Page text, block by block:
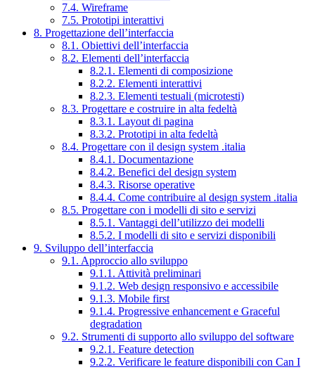
7.4. Wireframe
7.5. Prototipi interattivi
8. Progettazione dell’interfaccia
8.1. Obiettivi dell’interfaccia
8.2. Elementi dell’interfaccia
8.2.1. Elementi di composizione
8.2.2. Elementi interattivi
8.2.3. Elementi testuali (microtesti)
8.3. Progettare e costruire in alta fedeltà
8.3.1. Layout di pagina
8.3.2. Prototipi in alta fedeltà
8.4. Progettare con il design system .italia
8.4.1. Documentazione
8.4.2. Benefici del design system
8.4.3. Risorse operative
8.4.4. Come contribuire al design system .italia
8.5. Progettare con i modelli di sito e servizi
8.5.1. Vantaggi dell’utilizzo dei modelli
8.5.2. I modelli di sito e servizi disponibili
9. Sviluppo dell’interfaccia
9.1. Approccio allo sviluppo
9.1.1. Attività preliminari
9.1.2. Web design responsivo e accessibile
9.1.3. Mobile first
9.1.4. Progressive enhancement e Graceful
degradation
9.2. Strumenti di supporto allo sviluppo del software
9.2.1. Feature detection
9.2.2. Verificare le feature disponibili con Can I